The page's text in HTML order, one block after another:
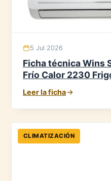
5 Jul 2026
Ficha técnica Wins
Frío Calor 2230
Leer la ficha
CLIMATIZACIÓN